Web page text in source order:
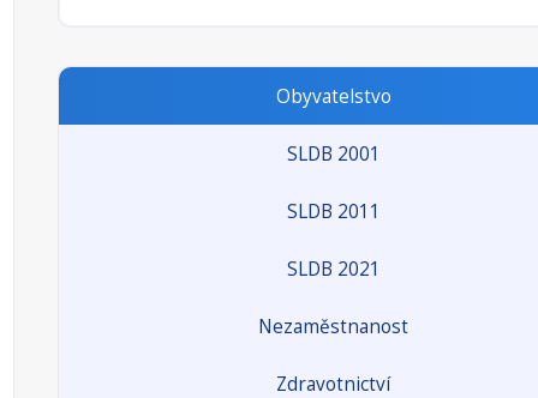
Obyvatelstvo
SLDB 2001
SLDB 2011
SLDB 2021
Nezaměstnanost
Zdravotnictví